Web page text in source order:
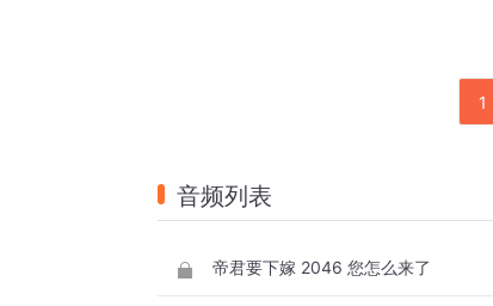
1
音频列表
帝君要下嫁 2046 您怎么来了